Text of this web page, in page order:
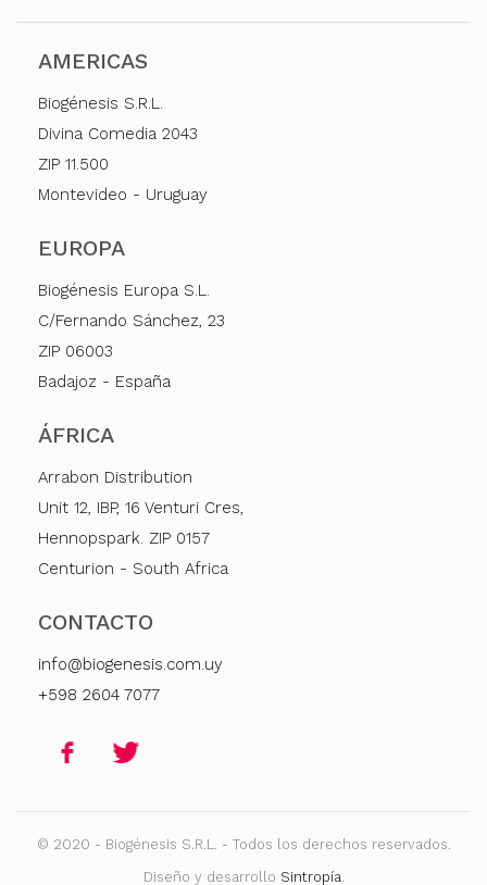
AMERICAS
Biogénesis S.R.L.
Divina Comedia 2043
ZIP 11.500
Montevideo - Uruguay
EUROPA
Biogénesis Europa S.L.
C/Fernando Sánchez, 23
ZIP 06003
Badajoz - España
ÁFRICA
Arrabon Distribution
Unit 12, IBP, 16 Venturi Cres,
Hennopspark. ZIP 0157
Centurion - South Africa
CONTACTO
info@biogenesis.com.uy
+598 2604 7077
© 2020 - Biogénesis S.R.L. - Todos los derechos reservados.
Diseño y desarrollo Sintropía